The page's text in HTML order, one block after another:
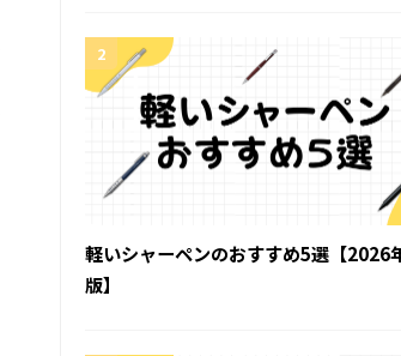
2
軽いシャーペンのおすすめ5選【2026
版】